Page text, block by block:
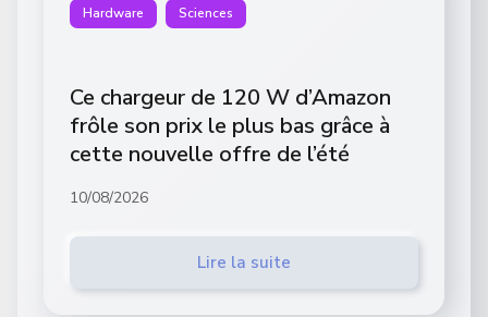
Hardware Sciences
Ce chargeur de 120 W d’Amazon
frôle son prix le plus bas grâce à
cette nouvelle offre de l’été
10/08/2026
Lire la suite